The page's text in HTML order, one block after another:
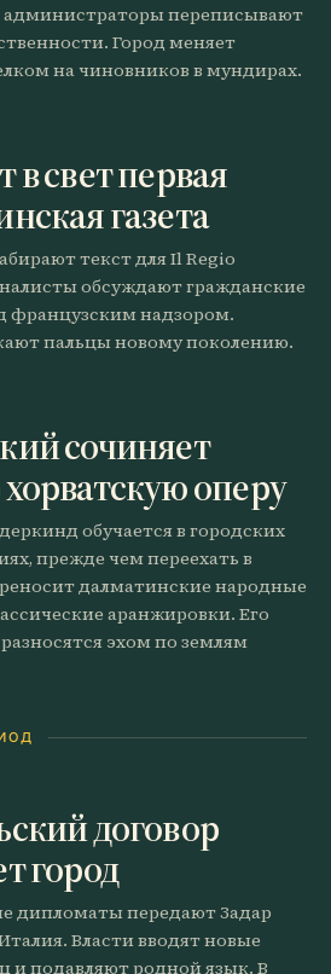
администраторы переписывают
Город меняет
на чиновников в мундирах.
в свет первая
газета
текст для Il Regio
обсуждают гражданские
надзором.
пальцы новому поколению.
сочиняет
оперу
обучается в городских
прежде чем переехать в
далматинские народные
аранжировки. Его
эхом по землям
договор
город
дипломаты передают Задар
Власти вводят новые
и подавляют родной язык. В